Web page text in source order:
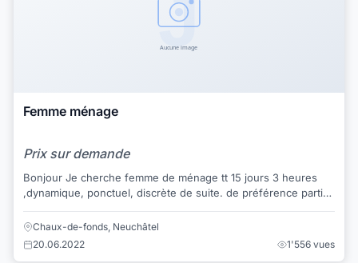
Femme ménage
Prix sur demande
Bonjour Je cherche femme de ménage tt 15 jours 3 heures
,dynamique, ponctuel, discrète de suite. de préférence partir
de 39 ans CANTON NE
Chaux-de-fonds, Neuchâtel
20.06.2022
1'556 vues